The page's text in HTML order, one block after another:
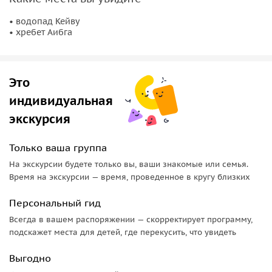
• водопад Кейву
• хребет Аибга
Это
индивидуальная
экскурсия
Только ваша группа
На экскурсии будете только вы, ваши знакомые или семья.
Время на экскурсии — время, проведенное в кругу близких
Персональный гид
Всегда в вашем распоряжении — скорректирует программу,
подскажет места для детей, где перекусить, что увидеть
Выгодно